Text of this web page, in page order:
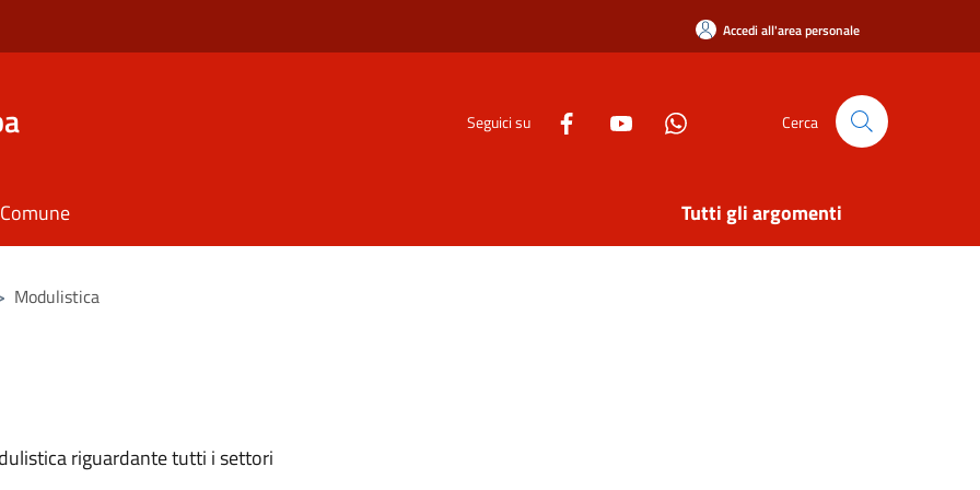
Accedi all'area personale
Seguici su Cerca
Tutti gli argomenti
Modulistica
riguardante tutti i settori